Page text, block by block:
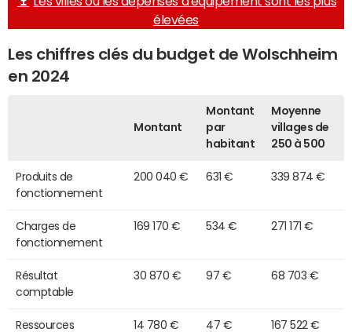
élevées
Les chiffres clés du budget de Wolschheim
en 2024
Montant
Montant
par
habitant
Moyenne
villages de
250 à 500
Produits de
fonctionnement
200 040 € 631 € 339 874 €
Charges de
fonctionnement
169 170 € 534 € 271 171 €
Résultat
comptable
30 870 € 97 € 68 703 €
Ressources
14 780 € 47 € 167 522 €